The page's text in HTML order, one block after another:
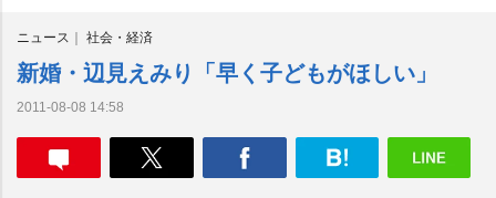
e
ニュース 社会・経済
新婚・辺見えみり「早く子どもがほしい」
2011-08-08 14:58